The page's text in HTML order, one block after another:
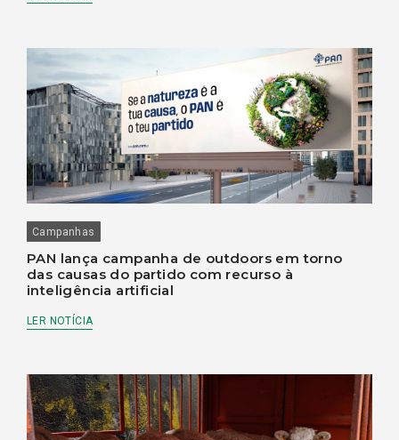
Campanhas
PAN lança campanha de outdoors em torno
das causas do partido com recurso à
inteligência artificial
LER NOTÍCIA